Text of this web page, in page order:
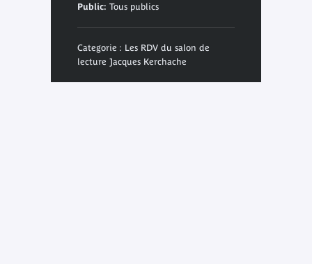
Public: Tous publics
Categorie : Les RDV du salon de
lecture Jacques Kerchache